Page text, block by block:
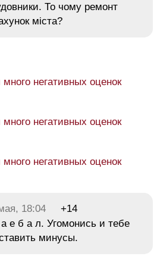
То чому ремонт
міста?
негативных оценок
негативных оценок
негативных оценок
18:04
+14
е б а л. Угомонись и тебе
минусы.